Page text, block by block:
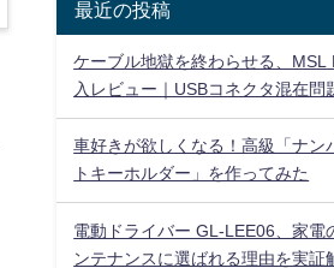
最近の投稿
ケーブル地獄を終わらせる、MSL
入レビュー｜USBコネクタ混在問
車好きが欲しくなる！高級「ナン
トキーホルダー」を作ってみた
電動ドライバー GL-LEE06、家電
ンテナンスに選ばれる理由を実証